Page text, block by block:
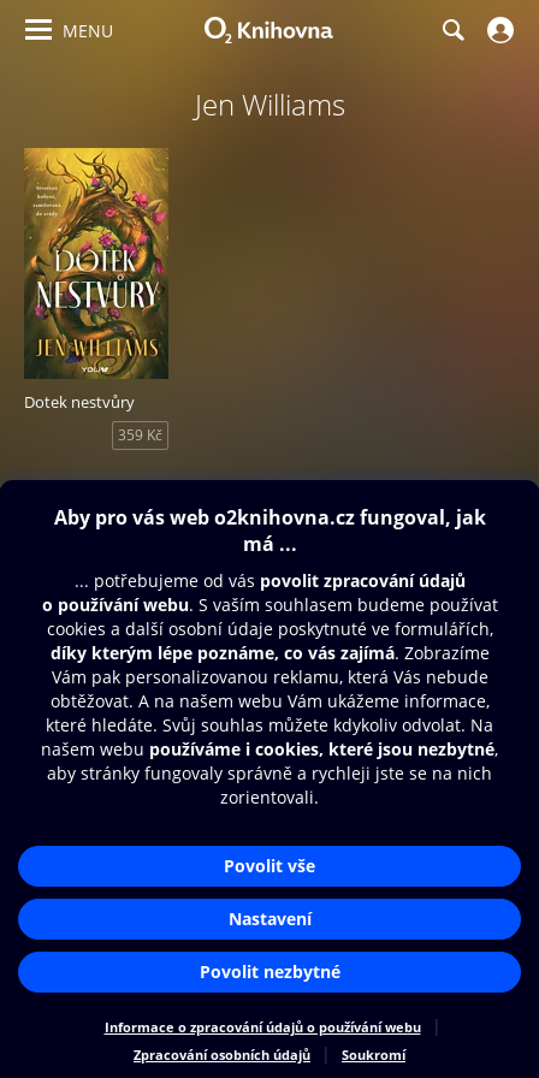
MENU
Jen Williams
Dotek nestvůry
359 Kč
Obsah ke stažení
Další zábava
© O2 Czech Republic a.s.
Nákupní řád
Přístupnost
Cookies
Nastavení cookies
Aplikace O2 Knihovna
Čti a poslouchej své e-knihy a
audioknihy rychleji a pohodlněji.